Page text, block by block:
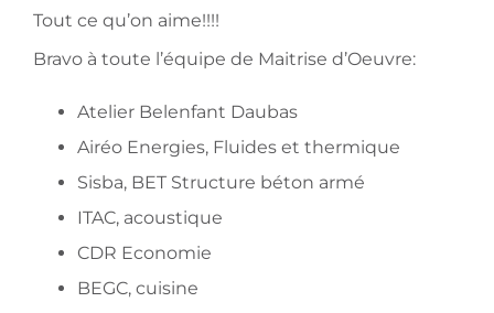
Tout ce qu’on aime!!!!
Bravo à toute l’équipe de Maitrise d’Oeuvre:
Atelier Belenfant Daubas
Airéo Energies, Fluides et thermique
Sisba, BET Structure béton armé
ITAC, acoustique
CDR Economie
BEGC, cuisine